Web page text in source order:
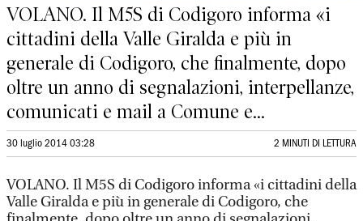
VOLANO. Il M5S di Codigoro informa «i
cittadini della Valle Giralda e più in
generale di Codigoro, che finalmente, dopo
oltre un anno di segnalazioni, interpellanze,
comunicati e mail a Comune e...
30 luglio 2014 03:28 2 MINUTI DI LETTURA
VOLANO. Il M5S di Codigoro informa «i cittadini della
Valle Giralda e più in generale di Codigoro, che